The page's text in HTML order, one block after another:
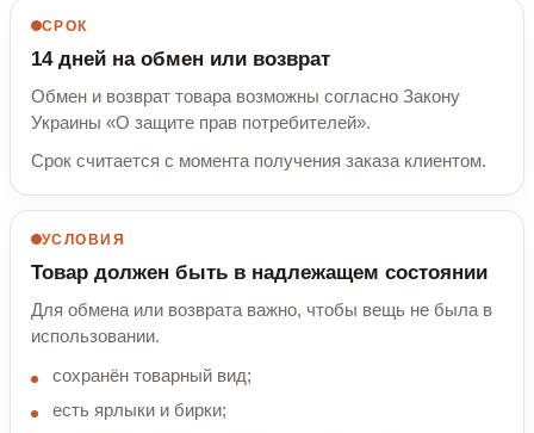
СРОК
14 дней на обмен или возврат
Обмен и возврат товара возможны согласно Закону
Украины «О защите прав потребителей».
Срок считается с момента получения заказа клиентом.
УСЛОВИЯ
Товар должен быть в надлежащем состоянии
Для обмена или возврата важно, чтобы вещь не была в
использовании.
сохранён товарный вид;
есть ярлыки и бирки;